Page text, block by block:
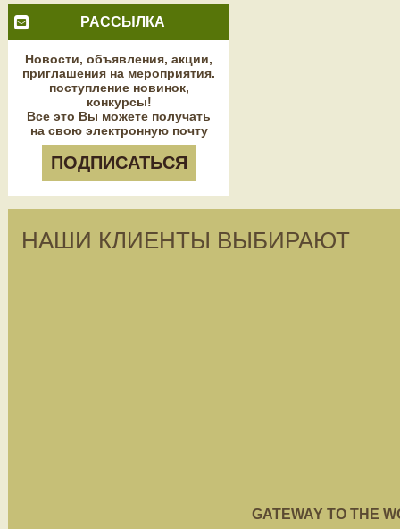
РАССЫЛКА
Новости, объявления, акции,
приглашения на мероприятия.
поступление новинок,
конкурсы!
Все это Вы можете получать
на свою электронную почту
ПОДПИСАТЬСЯ
НАШИ КЛИЕНТЫ ВЫБИРАЮТ
GATEWAY TO THE